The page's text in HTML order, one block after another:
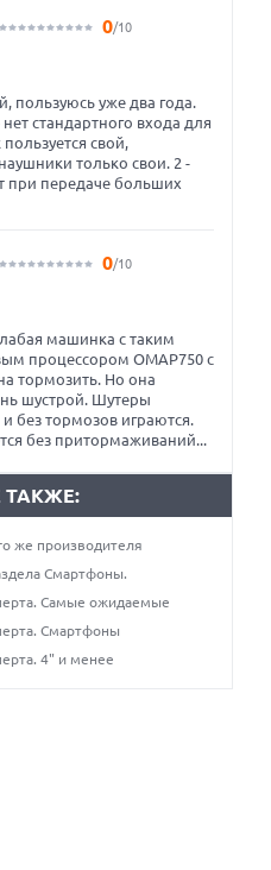
0/10
пользуюсь уже два года.
нет стандартного входа для
свой,
только свои. 2 -
при передаче больших
0/10
машинка с таким
процессором OMAP750 с
тормозить. Но она
шустрой. Шутеры
без тормозов играются.
без притормаживаний...
ТАКЖЕ:
же производителя
Смартфоны.
Самые ожидаемые
Смартфоны
4" и менее